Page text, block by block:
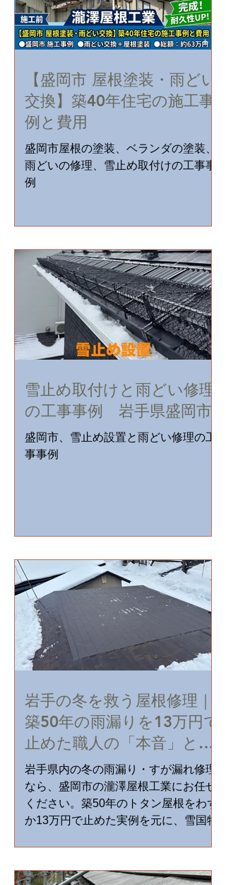
【盛岡市 屋根塗装・雨どい
交換】築40年住宅の施工事
例と費用
盛岡市屋根の塗装、ベランダの塗装、
雨どいの修理、雪止め取付けの工事事
例
雪止め取付けと雨どい修理
の工事事例 岩手県盛岡市
盛岡市、雪止め設置と雨どい修理の工
事事例
岩手の冬を救う屋根修理｜
築50年の雨漏りを13万円で
止めた職人の「本音」と全
トラブル対策
岩手県内の冬の雨漏り・すが漏れ修理
なら、盛岡市の瀧澤屋根工業にお任せ
ください。築50年のトタン屋根をわず
か13万円で止めた実例を元に、雪国特
し続ける「冬の雨漏り」を、職人直営